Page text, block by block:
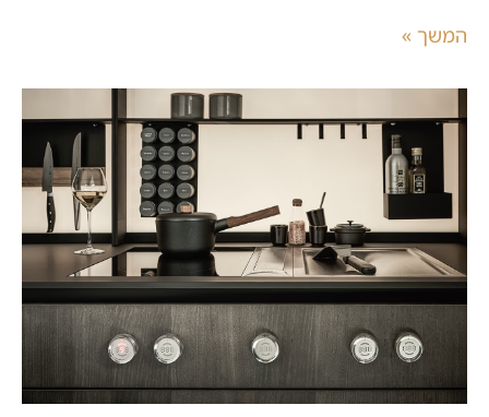
המשך »